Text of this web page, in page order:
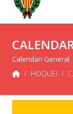
Calendari General
HOQUEI